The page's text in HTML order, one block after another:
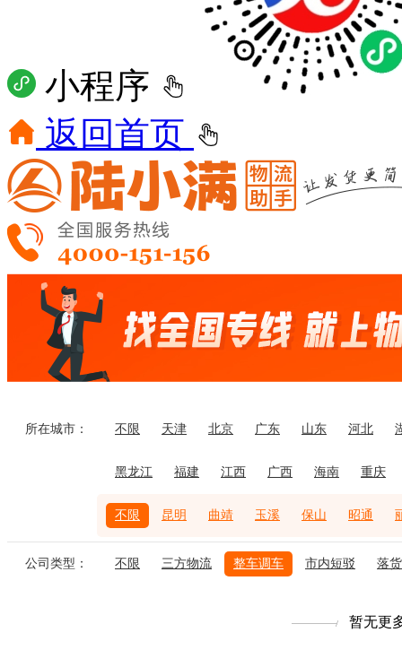
小程序
返回首页
所在城市： 不限 天津 北京 广东 山东 河北
黑龙江 福建 江西 广西 海南 重庆
不限 昆明 曲靖 玉溪 保山 昭通
公司类型： 不限 三方物流 整车调车 市内短驳 落
暂无更